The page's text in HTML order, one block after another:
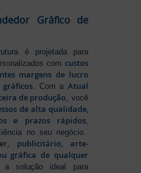
Gráfico de
é projetada para
com custos
margens de lucro
gráficos. Com a Atual
de produção, você
de alta qualidade,
e prazos rápidos,
no seu negócio.
publicitário, arte-
gráfica de qualquer
a solução ideal para